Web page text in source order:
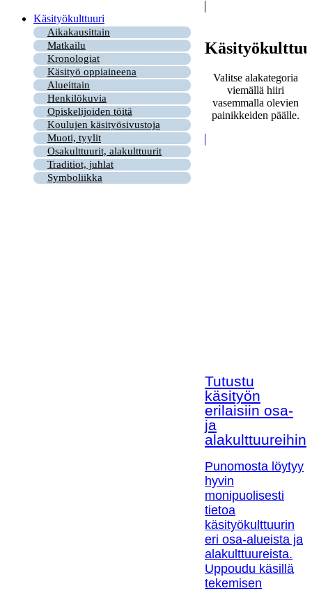
Käsityökulttuuri
Aikakausittain
Matkailu
Kronologiat
Käsityö oppiaineena
Alueittain
Henkilökuvia
Opiskelijoiden töitä
Koulujen käsityösivustoja
Muoti, tyylit
Osakulttuurit, alakulttuurit
Traditiot, juhlat
Symboliikka
Valitse alakategoria
viemällä hiiri
vasemmalla olevien
painikkeiden päälle.
Tutustu
käsityön
erilaisiin osa-
ja
alakulttuureihin!
Punomosta löytyy
hyvin
monipuolisesti
tietoa
käsityökulttuurin
eri osa-alueista ja
alakulttuureista.
Uppoudu käsillä
tekemisen